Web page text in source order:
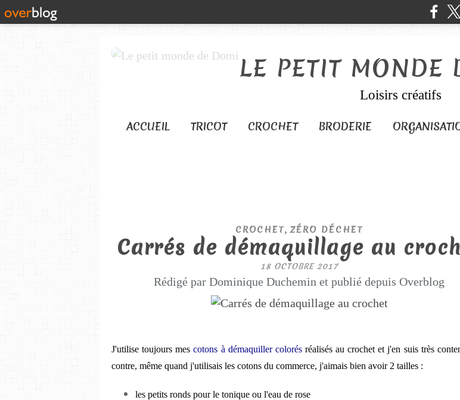
LE PETIT MONDE
Loisirs créatifs
ACCUEIL TRICOT CROCHET BRODERIE
CROCHET, ZÉRO DÉCHET
Carrés de démaquillage au
18 OCTOBRE 2017
Rédigé par Dominique Duchemin et publié depuis Overblog
J'utilise toujours mescotons à démaquiller colorésréalisés au crochet et j'en suis très
contre, même quand j'utilisais les cotons du commerce, j'aimais bien avoir 2 tailles :
les petits ronds pour le tonique ou l'eau de rose